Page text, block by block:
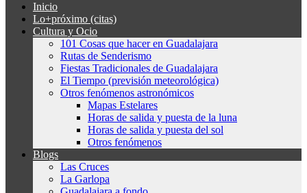
Inicio
Lo+próximo (citas)
Cultura y Ocio
101 Cosas que hacer en Guadalajara
Rutas de Senderismo
Fiestas Tradicionales de Guadalajara
El Tiempo (previsión meteorológica)
Otros fenómenos astronómicos
Mapas Estelares
Horas de salida y puesta de la luna
Horas de salida y puesta del sol
Otros fenómenos
Blogs
Las Cruces
La Garlopa